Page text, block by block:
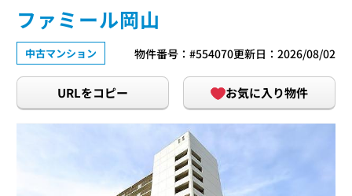
ファミール岡山
中古マンション 物件番号：#554070更新日：2026/08/02
URLをコピー お気に入り物件